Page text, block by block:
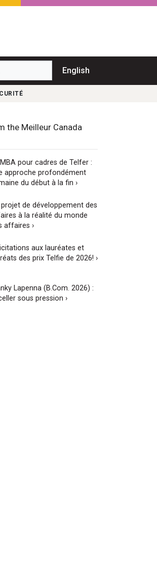
English
the Meilleur Canada
pour cadres de Telfer :
approche profondément
du début à la fin ›
projet de développement des
à la réalité du monde
affaires ›
aux lauréates et
des prix Telfie de 2026! ›
Lapenna (B.Com. 2026) :
sous pression ›